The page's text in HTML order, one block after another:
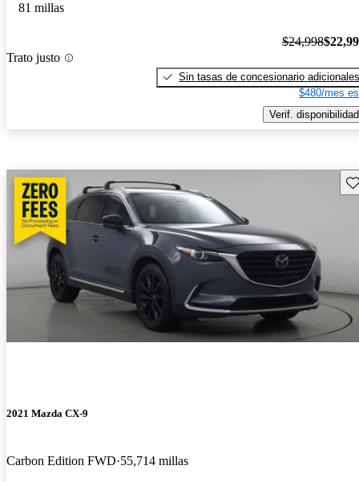
81 millas
Trato justo
$24,998
Sin tasas de concesionario adicionales
$480/mes
Verif. disponibilidad
2021 Mazda CX-9
Carbon Edition FWD 55,714 millas